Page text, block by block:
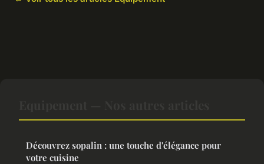
Découvrez sopalin : une touche d'élégance pour
votre cuisine